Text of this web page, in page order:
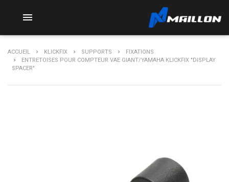

ACCUEIL KLICKFIX SUPPORTS
FIXATIONS
ENTRETOISES POUR COMPTEUR VAE GIANT/YAMAHA KLICKFIX "DISPLAY
SPACER"